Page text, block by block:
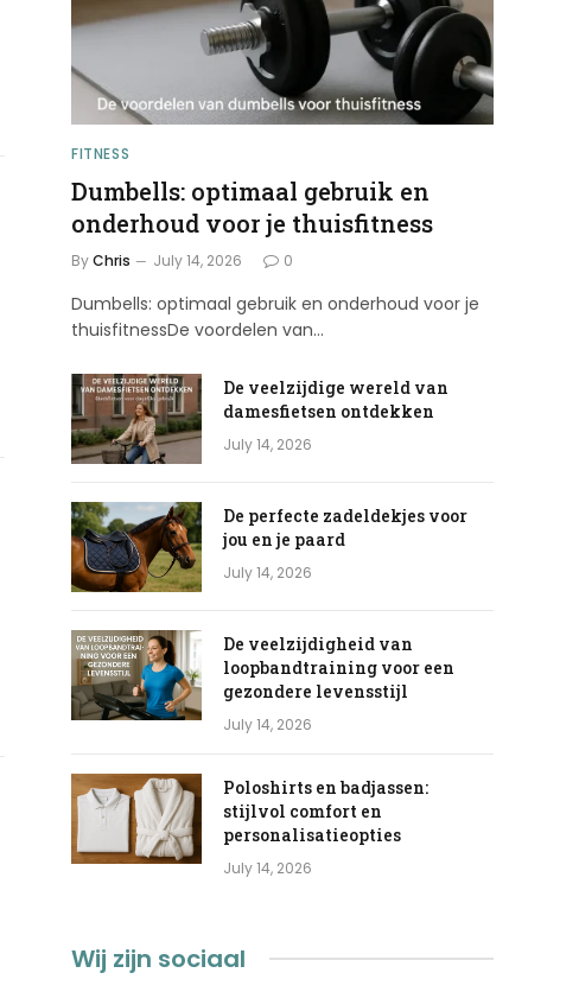
FITNESS
Dumbells: optimaal gebruik en
onderhoud voor je thuisfitness
ByChris July 14, 2026 0
Dumbells: optimaal gebruik en onderhoud voor je
thuisfitnessDe voordelen van…
De veelzijdige wereld van
damesfietsen ontdekken
July 14, 2026
De perfecte zadeldekjes voor
jou en je paard
July 14, 2026
De veelzijdigheid van
loopbandtraining voor een
gezondere levensstijl
July 14, 2026
Poloshirts en badjassen:
stijlvol comfort en
personalisatieopties
July 14, 2026
Wij zijn sociaal